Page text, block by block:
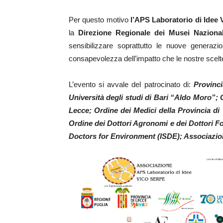
Per questo motivo l’APS Laboratorio di Idee
la Direzione Regionale dei Musei
sensibilizzare soprattutto le nuove
consapevolezza dell’impatto che le nostre
L’evento si avvale del patrocinato di: Pro
Università degli studi di Bari “Aldo Moro”;
Lecce; Ordine dei Medici della Provincia
Ordine dei Dottori Agronomi e dei Dottori
Doctors for Environment (ISDE);